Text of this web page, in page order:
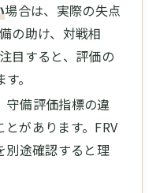
場合は、実際の失点
の助け、対戦相
目すると、評価の
。
守備評価指標の違
があります。FRV
別途確認すると理